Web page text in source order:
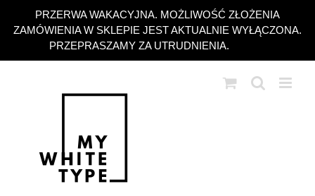
PRZERWA WAKACYJNA. MOŻLIWOŚĆ ZŁOŻENIA
ZAMÓWIENIA W SKLEPIE JEST AKTUALNIE WYŁĄCZONA.
PRZEPRASZAMY ZA UTRUDNIENIA.
zawartości